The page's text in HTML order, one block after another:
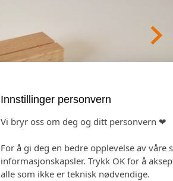
Innstillinger personvern
Vi bryr oss om deg og ditt personvern ❤
For å gi deg en bedre opplevelse av våre
informasjonskapsler. Trykk OK for å
alle som ikke er teknisk nødvendige.